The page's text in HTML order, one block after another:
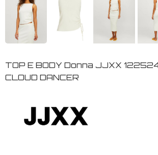
TOP E BODY Donna JJXX
CLOUD DANCER